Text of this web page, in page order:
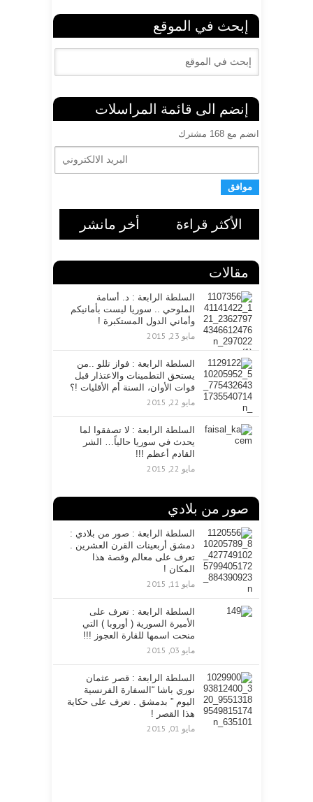
إبحث في الموقع
إنضم الى قائمة المراسلات
انضم مع 168 مشترك
ا
ب
ي
د
ل
ت
ي
الأكثر قراءة أخر مانشر
مقالات
السلطة الرابعة : د. أسامة
الملوحي .. سوريا ليست بأمانيكم
وأماني الدول المستكبرة !
مايو 23, 2015
السلطة الرابعة : فواز تللو ..من
يستحق التطمينات والاعتذار قبل
فوات الأوان، السنة أم الأقليات !؟
مايو 22, 2015
السلطة الرابعة : لا تصفقوا لما
يحدث في سوريا حالياً… الشر
القادم أعظم !!!
مايو 22, 2015
صور من بلادي
السلطة الرابعة : صور من بلادي :
دمشق أربعينات القرن العشرين .
تعرف على معالم وقصة هذا
المكان !
مايو 11, 2015
السلطة الرابعة : تعرف على
الأميرة السورية ( أوروبا ) التي
منحت اسمها للقارة العجوز !!!
مايو 03, 2015
السلطة الرابعة : قصر عثمان
نوري باشا “السفارة الفرنسية
اليوم ” بدمشق . تعرف على حكاية
هذا القصر !
مايو 01, 2015